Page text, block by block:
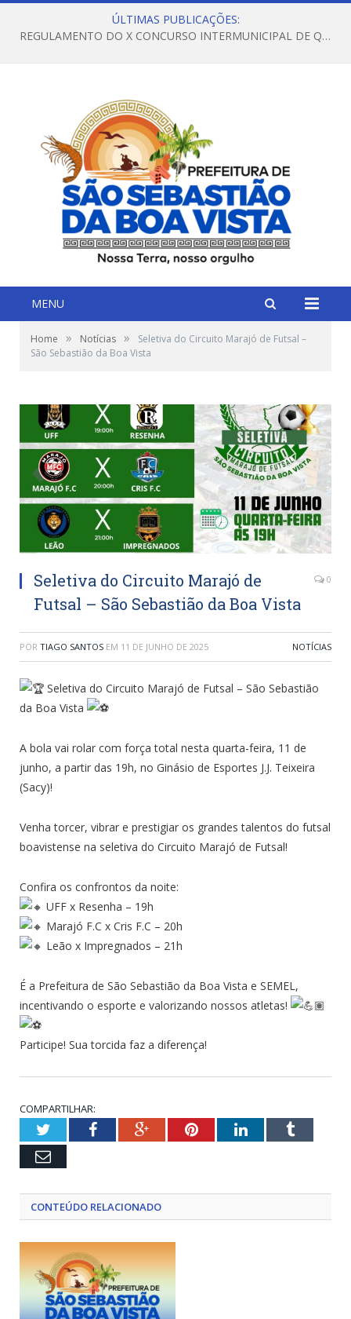
ÚLTIMAS PUBLICAÇÕES:
REGULAMENTO DO X CONCURSO INTERMUNICIPAL DE QUADRILHAS JUNINAS – 2026 – ARRAIÁ DA VENEZA
MENU
Home » Notícias »
Seletiva do Circuito Marajó de Futsal –
São Sebastião da Boa Vista
Seletiva do Circuito Marajó de
Futsal – São Sebastião da Boa Vista
0
POR TIAGO SANTOS EM 11 DE JUNHO DE 2025 NOTÍCIAS
Seletiva do Circuito Marajó de Futsal – São Sebastião
da Boa Vista
A bola vai rolar com força total nesta quarta-feira, 11 de
junho, a partir das 19h, no Ginásio de Esportes J.J. Teixeira
(Sacy)!
Venha torcer, vibrar e prestigiar os grandes talentos do futsal
boavistense na seletiva do Circuito Marajó de Futsal!
Confira os confrontos da noite:
UFF x Resenha – 19h
Marajó F.C x Cris F.C – 20h
Leão x Impregnados – 21h
É a Prefeitura de São Sebastião da Boa Vista e SEMEL,
incentivando o esporte e valorizando nossos atletas!
Participe! Sua torcida faz a diferença!
COMPARTILHAR:
TwitterFacebookGoogle+PinterestLinkedInTumblr
Email
CONTEÚDO RELACIONADO